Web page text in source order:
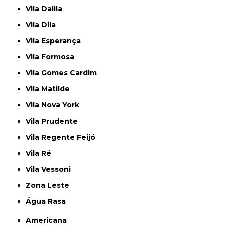
Vila Dalila
Vila Dila
Vila Esperança
Vila Formosa
Vila Gomes Cardim
Vila Matilde
Vila Nova York
Vila Prudente
Vila Regente Feijó
Vila Ré
Vila Vessoni
Zona Leste
Água Rasa
Americana